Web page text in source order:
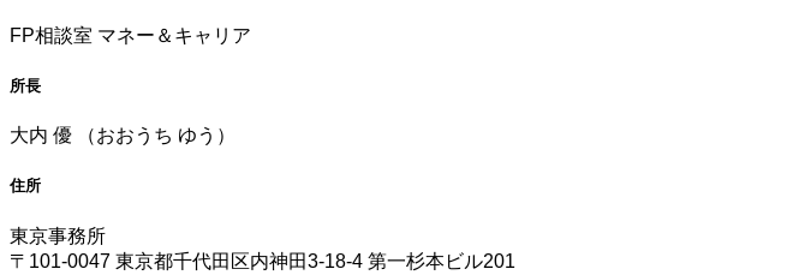
FP相談室 マネー＆キャリア
所長
大内 優 （おおうち ゆう）
住所
東京事務所
〒101-0047 東京都千代田区内神田3-18-4 第一杉本ビル201